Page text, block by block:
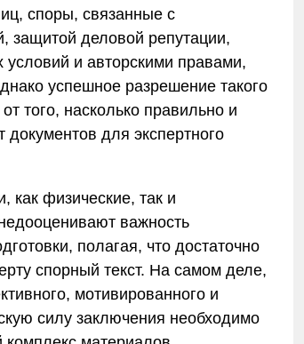
споры, связанные с
защитой деловой репутации,
и авторскими правами,
успешное разрешение такого
того, насколько правильно и
документов для экспертного
как физические, так и
важность
полагая, что достаточно
спорный текст. На самом деле,
мотивированного и
силу заключения необходимо